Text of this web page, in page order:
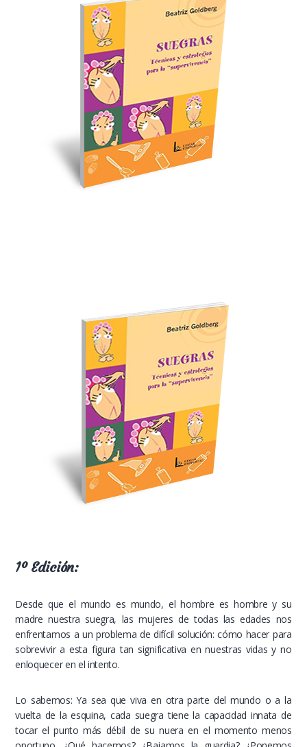
1º Edición:
Desde que el mundo es mundo, el hombre es hombre y su
madre nuestra suegra, las mujeres de todas las edades nos
enfrentamos a un problema de difícil solución: cómo hacer para
sobrevivir a esta figura tan significativa en nuestras vidas y no
enloquecer en el intento.
Lo sabemos: Ya sea que viva en otra parte del mundo o a la
vuelta de la esquina, cada suegra tiene la capacidad innata de
tocar el punto más débil de su nuera en el momento menos